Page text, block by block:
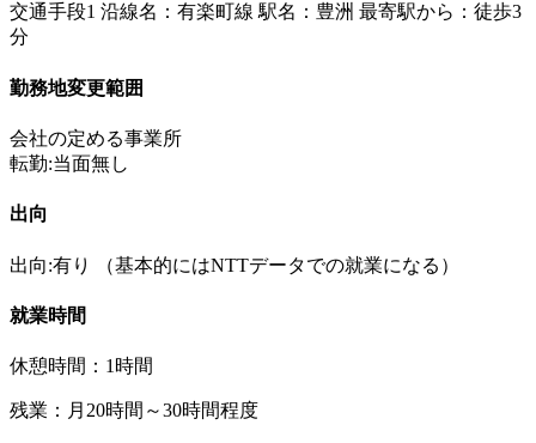
交通手段1 沿線名：有楽町線 駅名：豊洲 最寄駅から：徒歩3
分
勤務地変更範囲
会社の定める事業所
転勤:当面無し
出向
出向:有り （基本的にはNTTデータでの就業になる）
就業時間
休憩時間：1時間
残業：月20時間～30時間程度